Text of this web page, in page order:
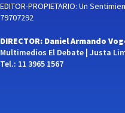
EDITOR-PROPIETARIO: Un
79707292
DIRECTOR: Daniel Armando
Multimedios El Debate | Justa
Tel.: 11 3965 1567